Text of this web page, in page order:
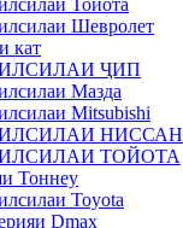
Тойота
Шевролет
кат
ҶИП
Мазда
Mitsubishi
НИССАН
ТОЙОТА
Тоннеу
Toyota
Dmax